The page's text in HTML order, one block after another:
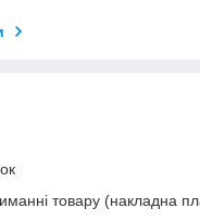
товару (накладна